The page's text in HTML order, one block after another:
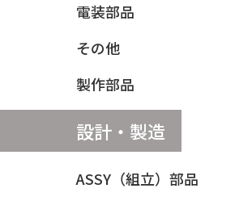
電装部品
その他
製作部品
設計・製造
ASSY（組立）部品
転がりベアリング
軸受の中で最も一般的で、幅広い分野で使
す。回転部分の摩擦を減らし...